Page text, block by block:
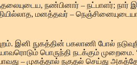
நண்பினார் – நட்பாளர்;
மனத்தவர் –
இனி நுகத்தின் பகலாணி போல்
பொருந்தி நடக்கும்
– முகத்தால் நகுதல் செய்து